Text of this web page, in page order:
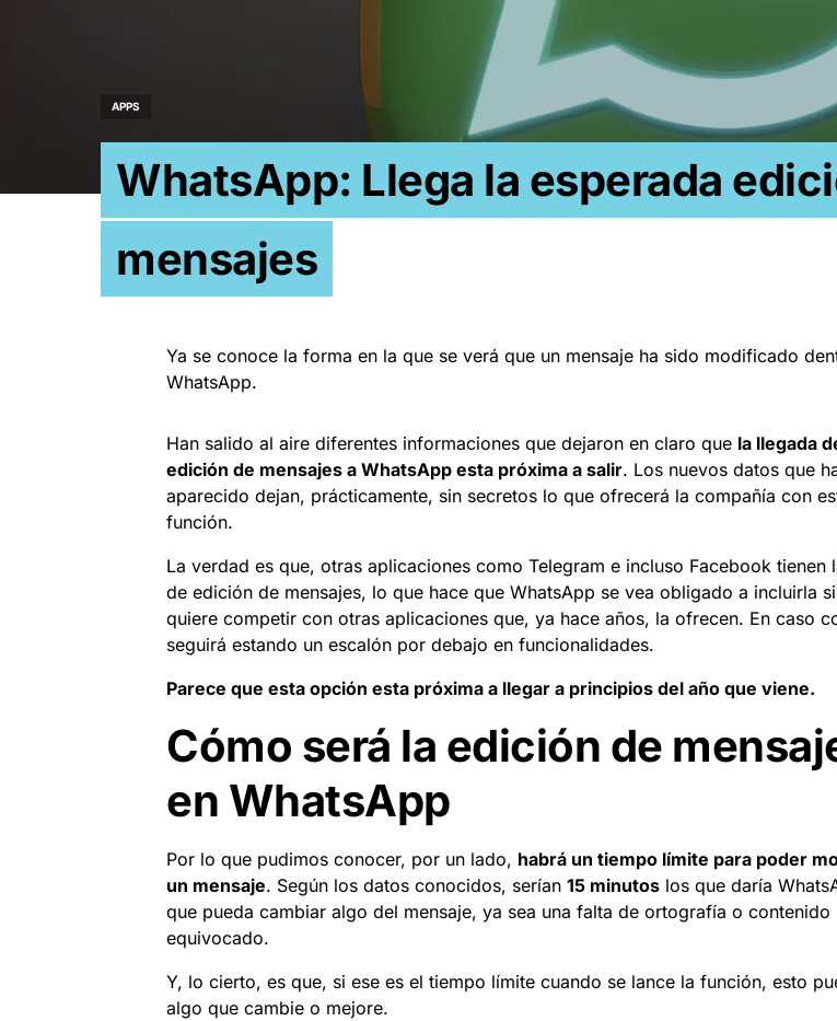
APPS
WhatsApp: Llega la esperada
mensajes
Ya se conoce la forma en la que se verá que un mensaje ha sido modificado
WhatsApp.
Han salido al aire diferentes informaciones que dejaron en claro que la llegada
edición de mensajes a WhatsApp esta próxima a salir. Los nuevos datos que
aparecido dejan, prácticamente, sin secretos lo que ofrecerá la compañía con
función.
La verdad es que, otras aplicaciones como Telegram e incluso Facebook tienen
de edición de mensajes, lo que hace que WhatsApp se vea obligado a incluirla
quiere competir con otras aplicaciones que, ya hace años, la ofrecen. En caso
seguirá estando un escalón por debajo en funcionalidades.
Parece que esta opción esta próxima a llegar a principios del año que viene.
Cómo será la edición de
en WhatsApp
Por lo que pudimos conocer, por un lado, habrá un tiempo límite para poder
un mensaje. Según los datos conocidos, serían 15 minutos los que daría
que pueda cambiar algo del mensaje, ya sea una falta de ortografía o contenido
equivocado.
Y, lo cierto, es que, si ese es el tiempo límite cuando se lance la función, esto
algo que cambie o mejore.